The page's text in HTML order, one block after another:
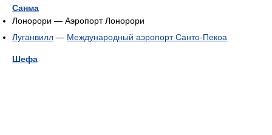
Санма
Лонорори — Аэропорт Лонорори
Луганвилл — Международный аэропорт Санто-Пекоа
Шефа